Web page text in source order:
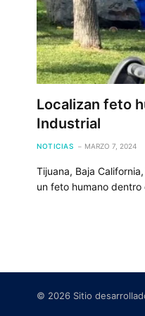
Localizan feto
Industrial
NOTICIAS MARZO 7, 2024
Tijuana, Baja
un feto humano
© 2026 Sitio